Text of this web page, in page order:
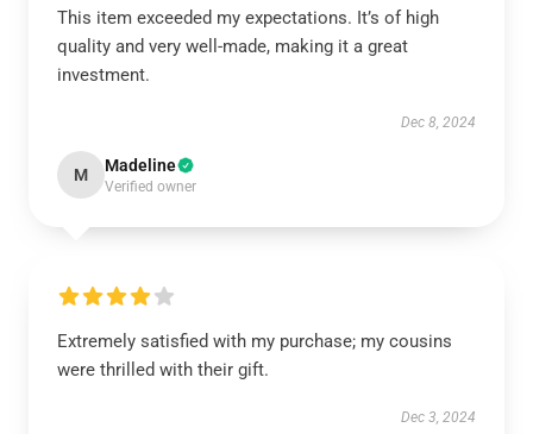
This item exceeded my expectations. It’s of high
quality and very well-made, making it a great
investment.
Dec 8, 2024
M Madeline
Verified owner
Extremely satisfied with my purchase; my cousins
were thrilled with their gift.
Dec 3, 2024